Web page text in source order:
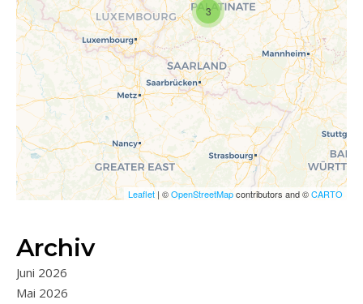
3
Leaflet| ©OpenStreetMapcontributors and ©CARTO
Archiv
Juni 2026
Mai 2026